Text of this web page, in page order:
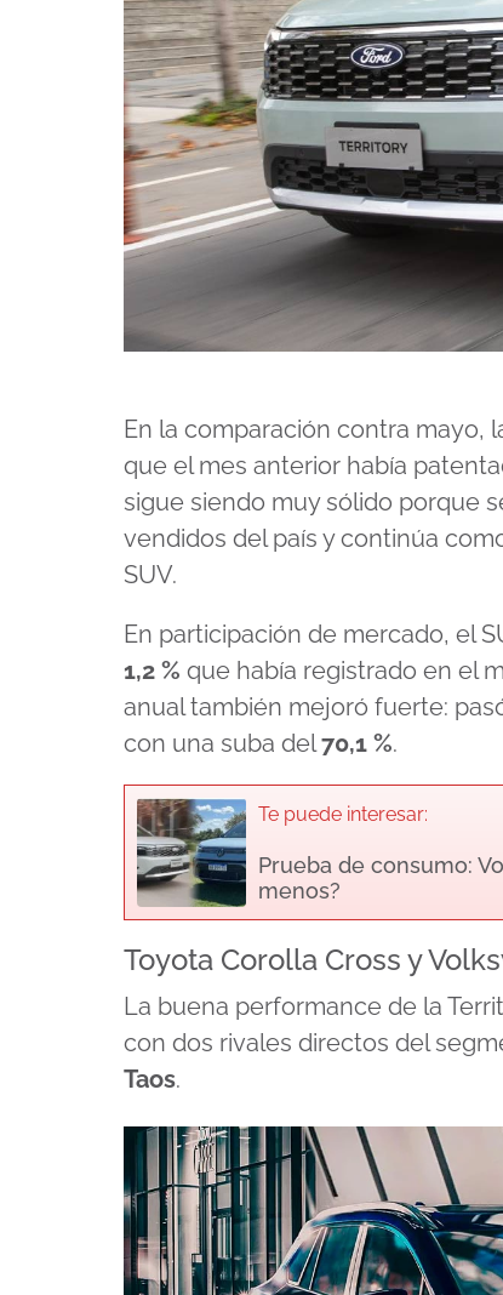
En la comparación contra mayo,
que el mes anterior había
sigue siendo muy sólido porque
vendidos del país y continúa
SUV.
En participación de mercado, el
1,2 % que había registrado en el
anual también mejoró fuerte:
con una suba del70,1 %.
Te puede interesar:
Prueba de consumo:
menos?
Toyota Corolla Cross y
La buena performance de la
con dos rivales directos del
Taos.